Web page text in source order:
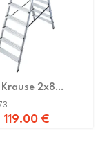
2x8
120373
119.00 €